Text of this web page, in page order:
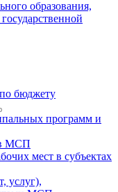
образования,
бюджету
программ и
МСП
мест в субъектах
услуг),